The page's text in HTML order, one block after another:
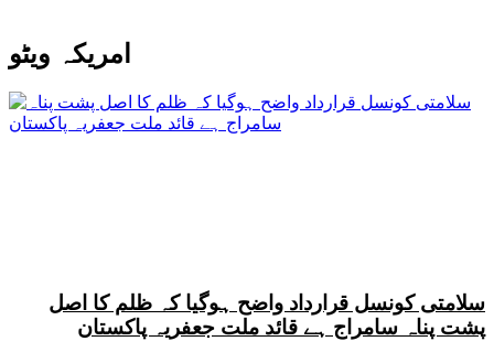
امریکہ ویٹو
سلامتی کونسل قرارداد واضح ہوگیا کہ ظلم کا اصل
پشت پناہ سامراج ہے قائد ملت جعفریہ پاکستان